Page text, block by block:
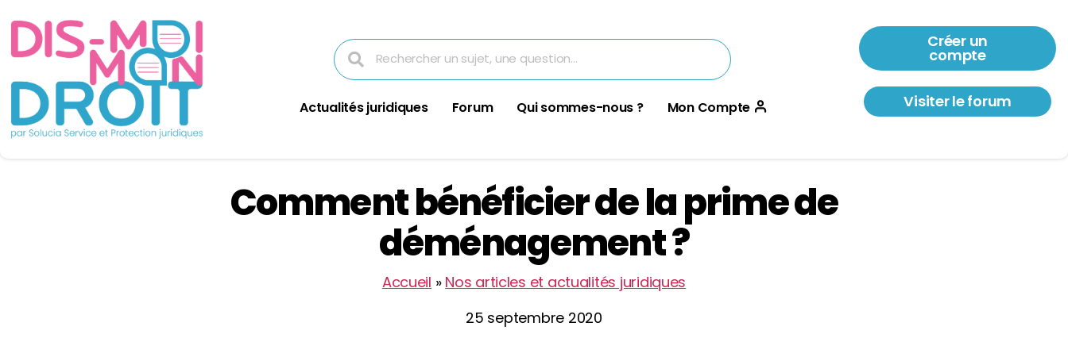
Actualités juridiques Forum Qui sommes-nous ? Mon Compte
Créer un
compte
Visiter le forum
Comment bénéficier de la prime de
déménagement ?
Accueil » Nos articles et actualités juridiques
25 septembre 2020